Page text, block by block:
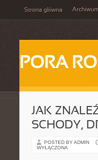
Strona główna
PORA
JAK
SCHODY,
POSTED BY ADMIN
WYŁĄCZONA